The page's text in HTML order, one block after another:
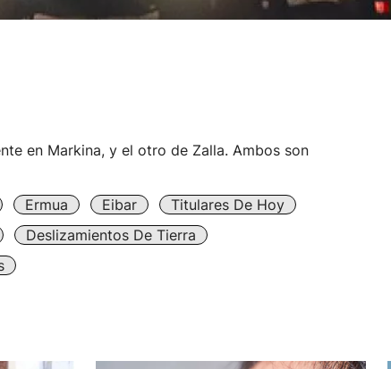
en Markina, y el otro de Zalla. Ambos son
Ermua Eibar
Titulares De Hoy
Deslizamientos De Tierra